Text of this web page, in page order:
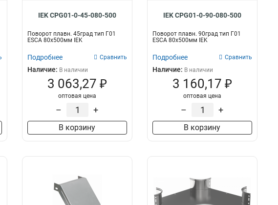
IEK CPG01-0-45-080-500
Поворот плавн. 45град тип Г01
ESCA 80х500мм IEK
Подробнее Сравнить
Наличие: В наличии
3 063,27 ₽
оптовая цена
– +
В корзину
IEK CPG01-0-90-080-500
Поворот плавн. 90град тип Г01
ESCA 80х500мм IEK
Подробнее Сравнить
Наличие: В наличии
3 160,17 ₽
оптовая цена
– +
В корзину